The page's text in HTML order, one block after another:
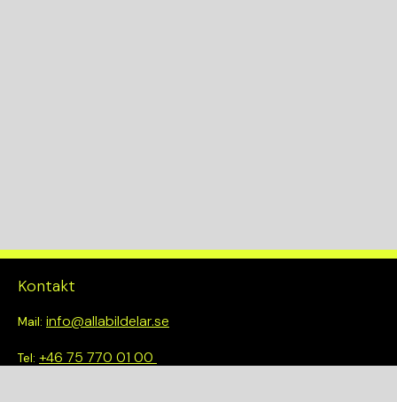
Kontakt
Mail: info@allabildelar.se
Tel: +46 75 770 01 00